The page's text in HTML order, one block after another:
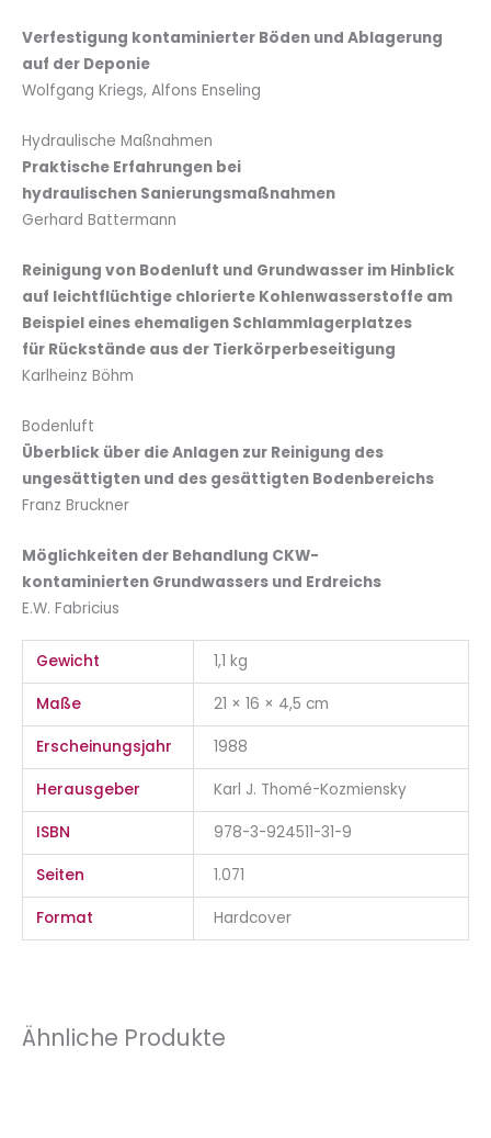
Verfestigung kontaminierter Böden und Ablagerung
auf der Deponie
Wolfgang Kriegs, Alfons Enseling
Hydraulische Maßnahmen
Praktische Erfahrungen bei
hydraulischen Sanierungsmaßnahmen
Gerhard Battermann
Reinigung von Bodenluft und Grundwasser im Hinblick
auf leichtflüchtige chlorierte Kohlenwasserstoffe am
Beispiel eines ehemaligen Schlammlagerplatzes
für Rückstände aus der Tierkörperbeseitigung
Karlheinz Böhm
Bodenluft
Überblick über die Anlagen zur Reinigung des
ungesättigten und des gesättigten Bodenbereichs
Franz Bruckner
Möglichkeiten der Behandlung CKW-
kontaminierten Grundwassers und Erdreichs
E.W. Fabricius
Gewicht 1,1 kg
Maße 21 × 16 × 4,5 cm
Erscheinungsjahr 1988
Herausgeber Karl J. Thomé-Kozmiensky
ISBN 978-3-924511-31-9
Seiten 1.071
Format Hardcover
Ähnliche Produkte